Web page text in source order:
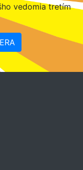
vedomia tretím